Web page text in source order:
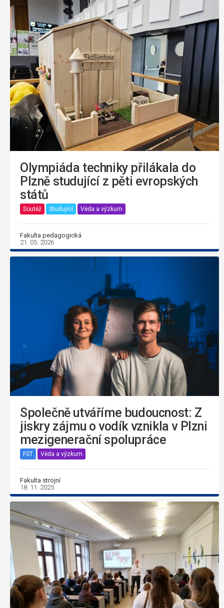
Olympiáda techniky přilákala do
Plzně studující z pěti evropských
států
Soutěž Studující Věda a výzkum
Fakulta pedagogická
21. 05. 2026
Společně utváříme budoucnost: Z
jiskry zájmu o vodík vznikla v Plzni
mezigenerační spolupráce
FST Věda a výzkum
Fakulta strojní
18. 11. 2025